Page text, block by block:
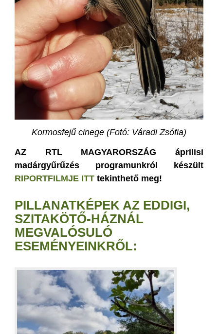
Kormosfejű cinege (Fotó: Váradi Zsófia)
AZ RTL MAGYARORSZÁG áprilisi
madárgyűrűzés programunkról készült
RIPORTFILMJE ITT tekinthető meg!
PILLANATKÉPEK AZ EDDIGI,
SZITAKÖTŐ-HÁZNÁL
MEGVALÓSULÓ
ESEMÉNYEINKRŐL: